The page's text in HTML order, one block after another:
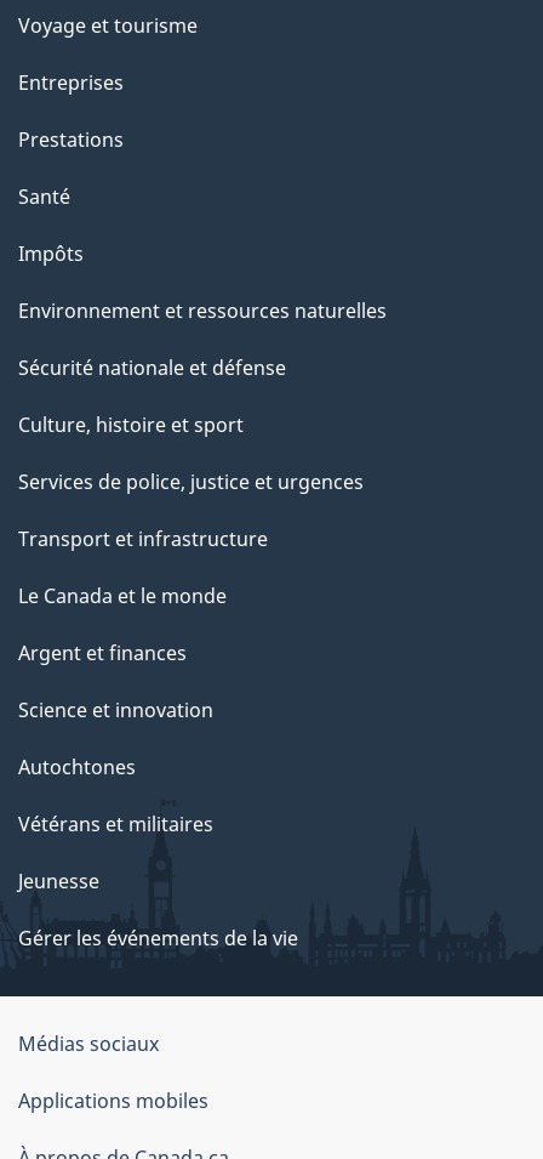
e
t
e
p
g
e
Voyage et tourisme
Entreprises
Prestations
Santé
Impôts
Environnement et ressources naturelles
Sécurité nationale et défense
Culture, histoire et sport
Services de police, justice et urgences
Transport et infrastructure
Le Canada et le monde
Argent et finances
Science et innovation
Autochtones
Vétérans et militaires
Jeunesse
Gérer les événements de la vie
Organisation
du
gouvernement
Médias sociaux
Applications mobiles